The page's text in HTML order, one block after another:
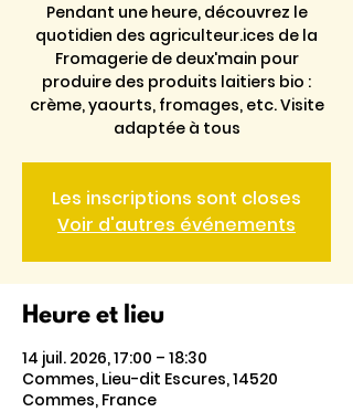
Pendant une heure, découvrez le
quotidien des agriculteur.ices de la
Fromagerie de deux'main pour
produire des produits laitiers bio :
crème, yaourts, fromages, etc. Visite
adaptée à tous
Les inscriptions sont closes
Voir d'autres événements
Heure et lieu
14 juil. 2026, 17:00 – 18:30
Commes, Lieu-dit Escures, 14520
Commes, France